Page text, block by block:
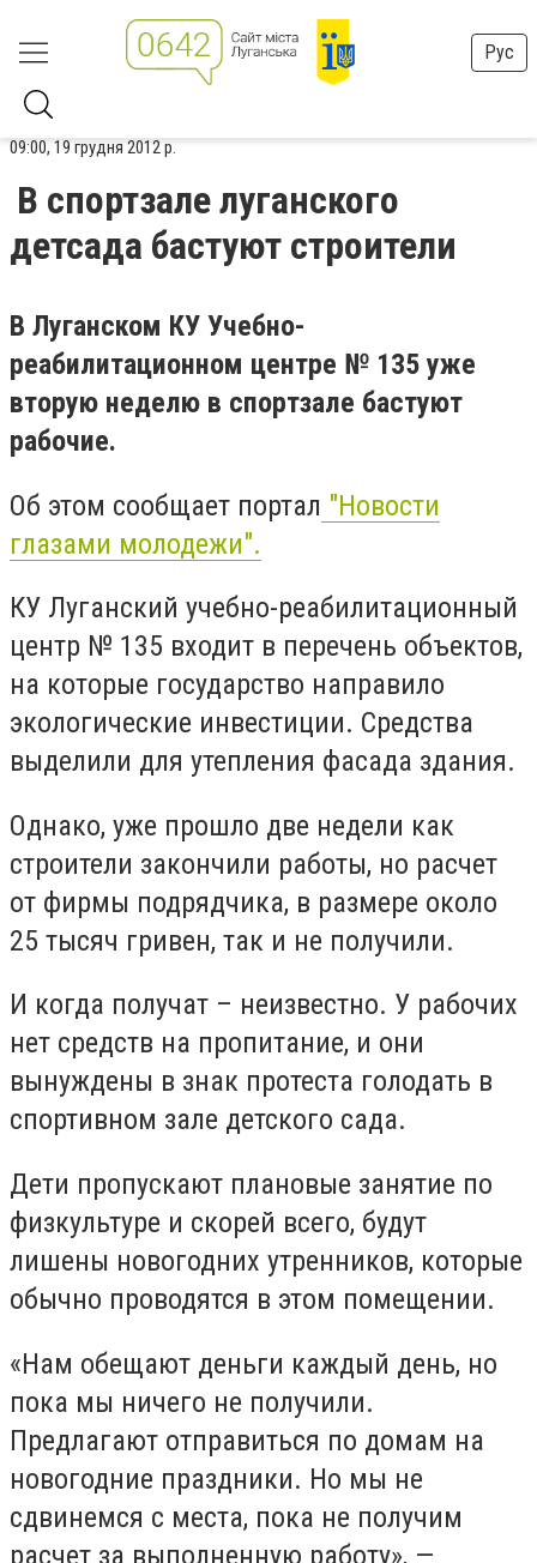
Рус
09:00, 19 грудня 2012 р.
В спортзале луганского
детсада бастуют строители
В Луганском КУ Учебно-
реабилитационном центре № 135 уже
вторую неделю в спортзале бастуют
рабочие.
Об этом сообщает портал "Новости
глазами молодежи".
КУ Луганский учебно-реабилитационный
центр № 135 входит в перечень объектов,
на которые государство направило
экологические инвестиции. Средства
выделили для утепления фасада здания.
Однако, уже прошло две недели как
строители закончили работы, но расчет
от фирмы подрядчика, в размере около
25 тысяч гривен, так и не получили.
И когда получат – неизвестно. У рабочих
нет средств на пропитание, и они
вынуждены в знак протеста голодать в
спортивном зале детского сада.
Дети пропускают плановые занятие по
физкультуре и скорей всего, будут
лишены новогодних утренников, которые
обычно проводятся в этом помещении.
«Нам обещают деньги каждый день, но
пока мы ничего не получили.
Предлагают отправиться по домам на
новогодние праздники. Но мы не
сдвинемся с места, пока не получим
расчет за выполненную работу», —